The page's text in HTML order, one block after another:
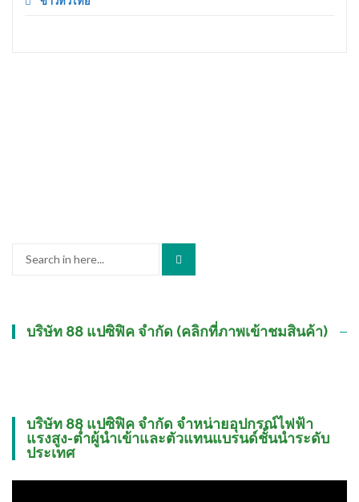
บริษัท 88 แปซิฟิค จำกัด (คลิกที่ภาพเข้าชมสินค้า)
บริษัท 88 แปซิฟิค จำกัด จำหน่ายอุปกรณ์ไฟฟ้า
แรงสูง-ต่ำผู้นำเข้าและตัวแทนแบรนด์ชั้นนำระดับ
ประเทศ